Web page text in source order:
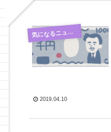
気
になるニュース
2019.04.10